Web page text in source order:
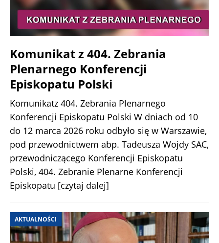
Komunikat z 404. Zebrania
Plenarnego Konferencji
Episkopatu Polski
Komunikatz 404. Zebrania Plenarnego
Konferencji Episkopatu Polski W dniach od 10
do 12 marca 2026 roku odbyło się w Warszawie,
pod przewodnictwem abp. Tadeusza Wojdy SAC,
przewodniczącego Konferencji Episkopatu
Polski, 404. Zebranie Plenarne Konferencji
Episkopatu [czytaj dalej]
AKTUALNOŚCI